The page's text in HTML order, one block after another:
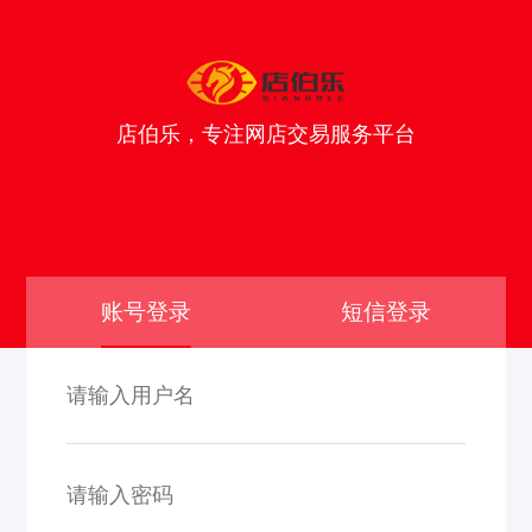
店伯乐，专注网店交易服务平台
账号登录 短信登录